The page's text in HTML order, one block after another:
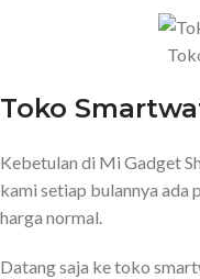
Toko
Kebetulan di Mi Gadget
kami setiap bulannya ada
harga normal.
Datang saja ke toko